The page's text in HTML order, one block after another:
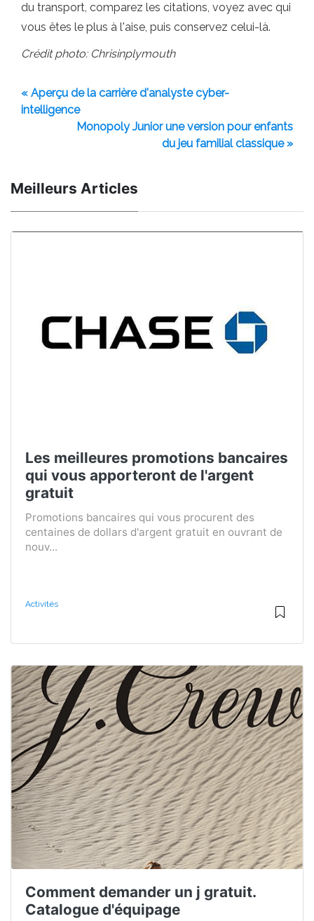
du transport, comparez les citations, voyez avec qui
vous êtes le plus à l'aise, puis conservez celui-là.
Crédit photo: Chrisinplymouth
« Aperçu de la carrière d'analyste cyber-
intelligence
Monopoly Junior une version pour enfants
du jeu familial classique »
Meilleurs Articles
Les meilleures promotions bancaires
qui vous apporteront de l'argent
gratuit
Promotions bancaires qui vous procurent des
centaines de dollars d'argent gratuit en ouvrant de
nouv...
Activités
Comment demander un j gratuit.
Catalogue d'équipage